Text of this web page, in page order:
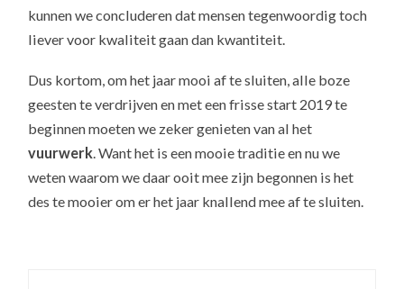
kunnen we concluderen dat mensen tegenwoordig toch
liever voor kwaliteit gaan dan kwantiteit.
Dus kortom, om het jaar mooi af te sluiten, alle boze
geesten te verdrijven en met een frisse start 2019 te
beginnen moeten we zeker genieten van al het
vuurwerk . Want het is een mooie traditie en nu we
weten waarom we daar ooit mee zijn begonnen is het
des te mooier om er het jaar knallend mee af te sluiten.